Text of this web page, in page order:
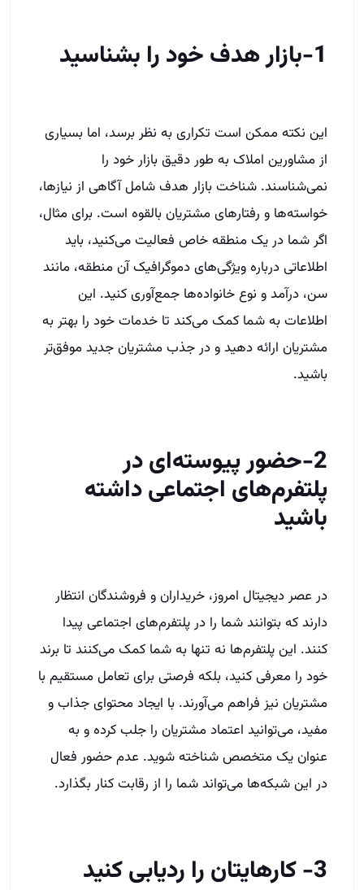
1-بازار هدف خود را بشناسید
این نکته ممکن است تکراری به نظر برسد، اما بسیاری
از مشاورین املاک به طور دقیق بازار خود را
نمی‌شناسند. شناخت بازار هدف شامل آگاهی از نیازها،
خواسته‌ها و رفتارهای مشتریان بالقوه است. برای مثال،
اگر شما در یک منطقه خاص فعالیت می‌کنید، باید
اطلاعاتی درباره ویژگی‌های دموگرافیک آن منطقه، مانند
سن، درآمد و نوع خانواده‌ها جمع‌آوری کنید. این
اطلاعات به شما کمک می‌کند تا خدمات خود را بهتر به
مشتریان ارائه دهید و در جذب مشتریان جدید موفق‌تر
باشید.
2-حضور پیوسته‌ای در
پلتفرم‌های اجتماعی داشته
باشید
در عصر دیجیتال امروز، خریداران و فروشندگان انتظار
دارند که بتوانند شما را در پلتفرم‌های اجتماعی پیدا
کنند. این پلتفرم‌ها نه تنها به شما کمک می‌کنند تا برند
خود را معرفی کنید، بلکه فرصتی برای تعامل مستقیم با
مشتریان نیز فراهم می‌آورند. با ایجاد محتوای جذاب و
مفید، می‌توانید اعتماد مشتریان را جلب کرده و به
عنوان یک متخصص شناخته شوید. عدم حضور فعال
در این شبکه‌ها می‌تواند شما را از رقابت کنار بگذارد.
3- کارهایتان را ردیابی کنید